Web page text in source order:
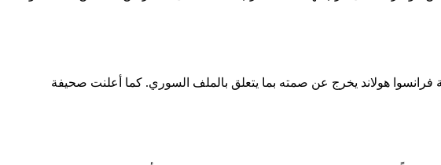
هولاند يخرج عن صمته بما يتعلق بالملف السوري. كما أعلنت صحيفة